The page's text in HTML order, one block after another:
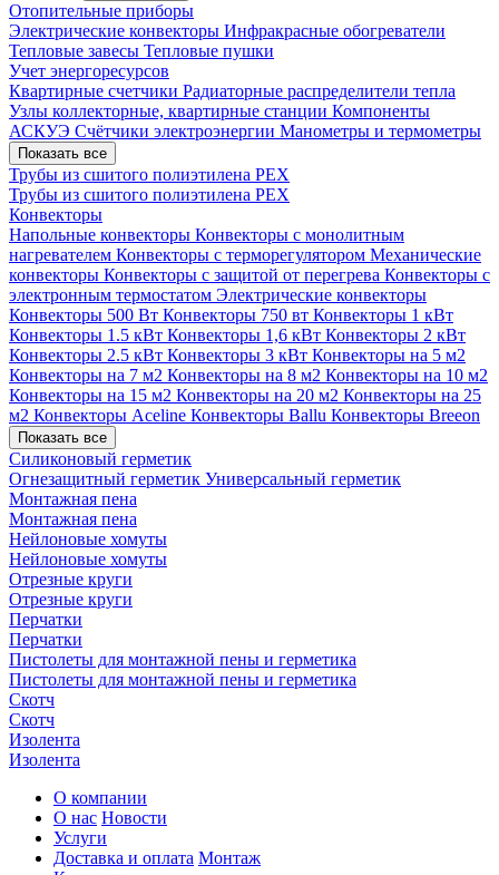
Отопительные приборы
Электрические конвекторы Инфракрасные обогреватели
Тепловые завесы Тепловые пушки
Учет энергоресурсов
Квартирные счетчики Радиаторные распределители тепла
Узлы коллекторные, квартирные станции Компоненты
АСКУЭ Счётчики электроэнергии Манометры и термометры
Показать все
Трубы из сшитого полиэтилена PEX
Трубы из сшитого полиэтилена PEX
Конвекторы
Напольные конвекторы Конвекторы с монолитным
нагревателем Конвекторы с терморегулятором Механические
конвекторы Конвекторы с защитой от перегрева Конвекторы с
электронным термостатом Электрические конвекторы
Конвекторы 500 Вт Конвекторы 750 вт Конвекторы 1 кВт
Конвекторы 1.5 кВт Конвекторы 1,6 кВт Конвекторы 2 кВт
Конвекторы 2.5 кВт Конвекторы 3 кВт Конвекторы на 5 м2
Конвекторы на 7 м2 Конвекторы на 8 м2 Конвекторы на 10 м2
Конвекторы на 15 м2 Конвекторы на 20 м2 Конвекторы на 25
м2 Конвекторы Aceline Конвекторы Ballu Конвекторы Breeon
Показать все
Силиконовый герметик
Огнезащитный герметик Универсальный герметик
Монтажная пена
Монтажная пена
Нейлоновые хомуты
Нейлоновые хомуты
Отрезные круги
Отрезные круги
Перчатки
Перчатки
Пистолеты для монтажной пены и герметика
Пистолеты для монтажной пены и герметика
Скотч
Скотч
Изолента
Изолента
О компании
О нас Новости
Услуги
Доставка и оплата Монтаж